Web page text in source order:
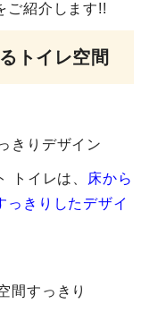
ご紹介します!!
トイレ空間
トイレは、
床から
っきりしたデザイ